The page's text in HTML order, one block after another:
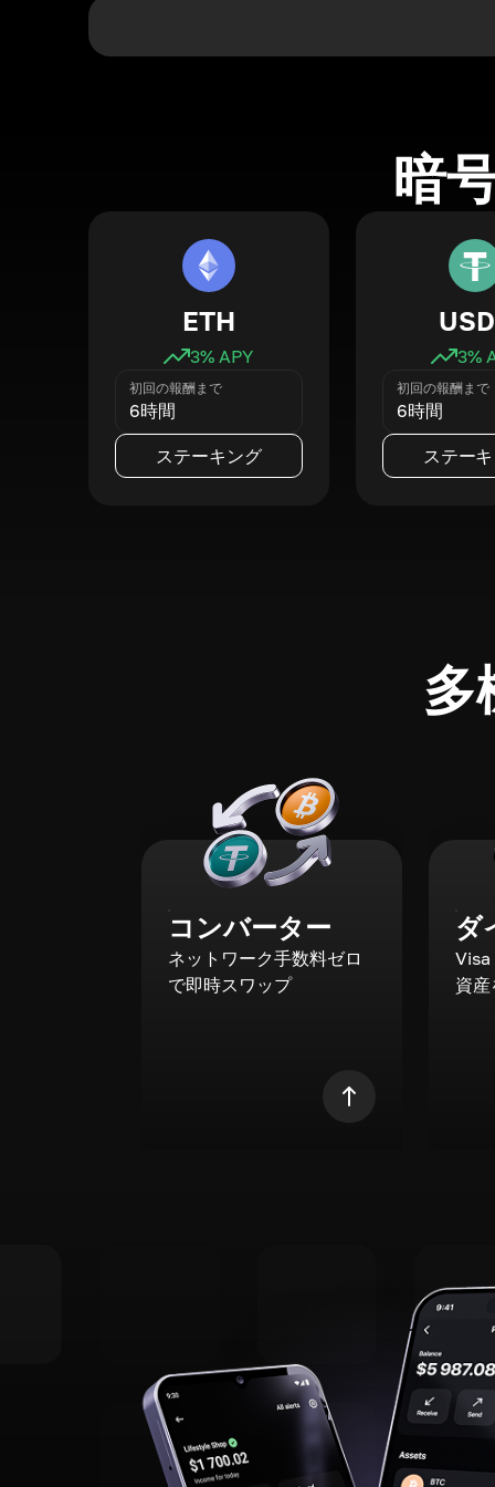
暗
ETH
3% APY
初回の報酬まで
6時間
ステーキング
3%
初回の報酬まで
6時間
ステー
多
コンバーター
ネットワーク手数料ゼロ
で即時スワップ
ダ
資